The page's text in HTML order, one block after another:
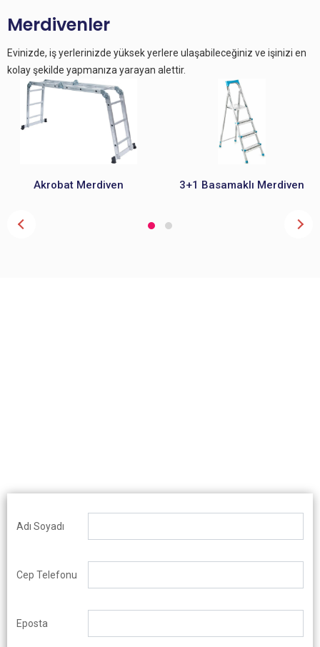
Merdivenler
Evinizde, iş yerlerinizde yüksek yerlere ulaşabileceğiniz ve işinizi en
kolay şekilde yapmanıza yarayan alettir.
Akrobat Merdiven 3+1 Basamaklı Merdiven
Adı Soyadı
Cep Telefonu
Eposta